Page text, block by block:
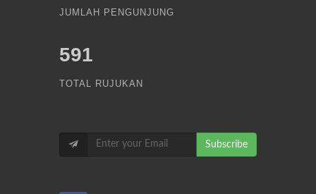
JUMLAH PENGUNJUNG
591
TOTAL RUJUKAN
Subscribe